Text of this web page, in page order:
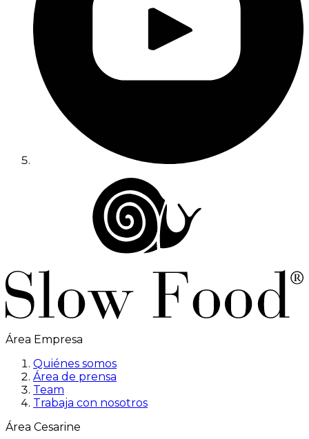
Área Empresa
Quiénes somos
Área de prensa
Team
Trabaja con nosotros
Área Cesarine